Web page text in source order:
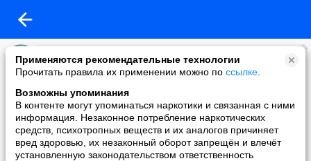
Применяются рекомендательные технологии
Прочитать правила их применении можно по ссылке
Возможны упоминания
В контенте могут упоминаться наркотики и связанная с ними
информация. Незаконное потребление наркотических
средств, психотропных веществ и их аналогов причиняет
вред здоровью, их незаконный оборот запрещён и влечёт
установленную законодательством ответственность
~ВОЛН@М@ILA~
added a photo
05 May в 07:52